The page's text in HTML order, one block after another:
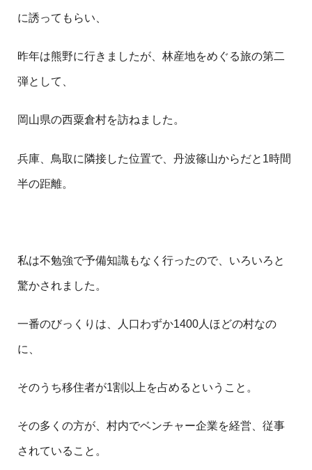
に誘ってもらい、
昨年は熊野に行きましたが、林産地をめぐる旅の第二
弾として、
岡山県の西粟倉村を訪ねました。
兵庫、鳥取に隣接した位置で、丹波篠山からだと1時間
半の距離。
私は不勉強で予備知識もなく行ったので、いろいろと
驚かされました。
一番のびっくりは、人口わずか1400人ほどの村なの
に、
そのうち移住者が1割以上を占めるということ。
その多くの方が、村内でベンチャー企業を経営、従事
されていること。